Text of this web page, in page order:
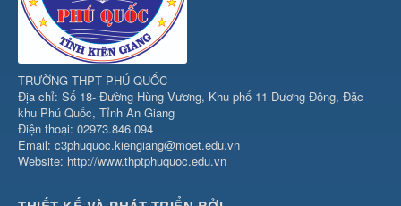
TRƯỜNG THPT PHÚ QUỐC
Địa chỉ: Số 18- Đường Hùng Vương, Khu phố 11 Dương Đông, Đặc
khu Phú Quốc, Tỉnh An Giang
Điện thoại: 02973.846.094
Email: c3phuquoc.kiengiang@moet.edu.vn
Website: http://www.thptphuquoc.edu.vn